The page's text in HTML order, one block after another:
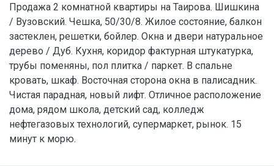
Продажа 2 комнатной квартиры на Таирова. Шишкина
/ Вузовский. Чешка, 50/30/8. Жилое состояние, балкон
застеклен, решетки, бойлер. Окна и двери натуральное
дерево / Дуб. Кухня, коридор фактурная штукатурка,
трубы поменяны, пол плитка / паркет. В спальне
кровать, шкаф. Восточная сторона окна в палисадник.
Чистая парадная, новый лифт. Отличное расположение
дома, рядом школа, детский сад, колледж
нефтегазовых технологий, супермаркет, рынок. 15
минут к морю.